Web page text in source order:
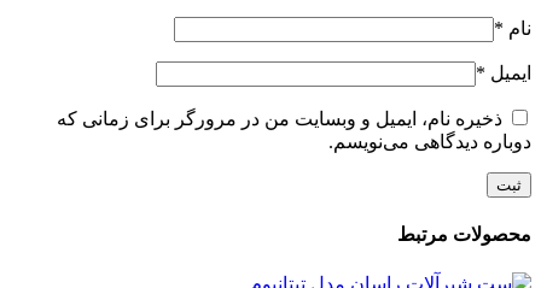
نام *
ایمیل *
ذخیره نام، ایمیل و وبسایت من در مرورگر برای زمانی که
دوباره دیدگاهی می‌نویسم.
محصولات مرتبط